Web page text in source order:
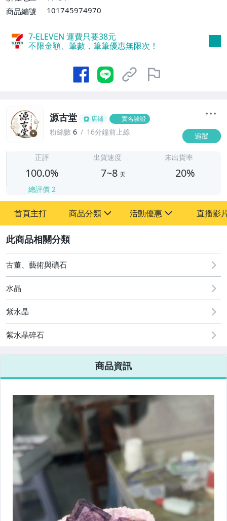
商品編號
101745974970
7-ELEVEN 運費只要38元
不限金額、筆數，筆筆優惠無限次！
源古堂 店鋪 實名驗證
粉絲數 6 16分鐘前上線 追蹤
正評
100.0%
總評價 2
出貨速度
7~8 天
未出貨率
20%
首頁主打 商品分類
其它
活動優惠
[全店] 周年慶
[全店] 粉絲專享
直播影
古董、藝術與礦石
水晶
紫水晶
紫水晶碎石
商品資訊